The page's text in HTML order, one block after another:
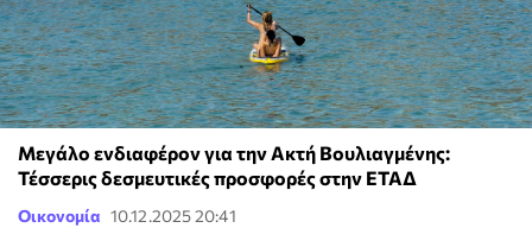
Μεγάλο ενδιαφέρον για την Ακτή Βουλιαγμένης:
Τέσσερις δεσμευτικές προσφορές στην ΕΤΑΔ
Οικονομία 10.12.2025 20:41